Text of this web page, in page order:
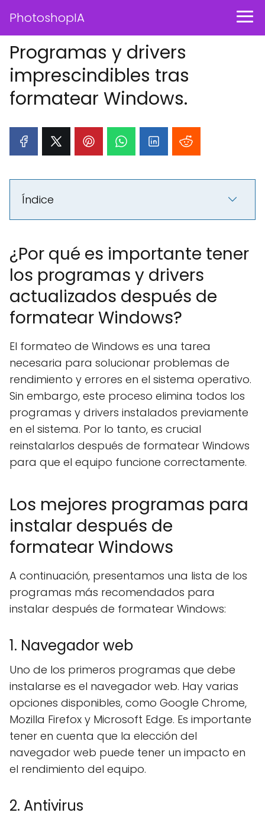
PhotoshopIA
Programas y drivers
imprescindibles tras
formatear Windows.
Índice
¿Por qué es importante tener
los programas y drivers
actualizados después de
formatear Windows?
El formateo de Windows es una tarea
necesaria para solucionar problemas de
rendimiento y errores en el sistema operativo.
Sin embargo, este proceso elimina todos los
programas y drivers instalados previamente
en el sistema. Por lo tanto, es crucial
reinstalarlos después de formatear Windows
para que el equipo funcione correctamente.
Los mejores programas para
instalar después de
formatear Windows
A continuación, presentamos una lista de los
programas más recomendados para
instalar después de formatear Windows:
1. Navegador web
Uno de los primeros programas que debe
instalarse es el navegador web. Hay varias
opciones disponibles, como Google Chrome,
Mozilla Firefox y Microsoft Edge. Es importante
tener en cuenta que la elección del
navegador web puede tener un impacto en
el rendimiento del equipo.
2. Antivirus